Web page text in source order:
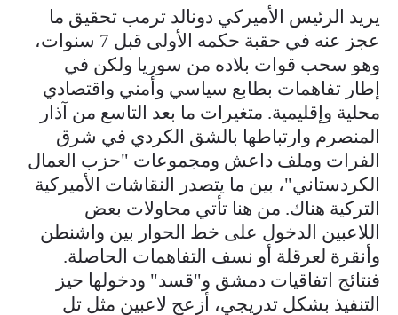
يريد الرئيس الأميركي دونالد ترمب تحقيق ما
عجز عنه في حقبة حكمه الأولى قبل 7 سنوات،
وهو سحب قوات بلاده من سوريا ولكن في
إطار تفاهمات بطابع سياسي وأمني واقتصادي
محلية وإقليمية. متغيرات ما بعد التاسع من آذار
المنصرم وارتباطها بالشق الكردي في شرق
الفرات وملف داعش ومجموعات "حزب العمال
الكردستاني"، بين ما يتصدر النقاشات الأميركية
التركية هناك. من هنا تأتي محاولات بعض
اللاعبين الدخول على خط الحوار بين واشنطن
وأنقرة لعرقلة أو نسف التفاهمات الحاصلة.
فنتائج اتفاقيات دمشق و"قسد" ودخولها حيز
التنفيذ بشكل تدريجي، أزعج لاعبين مثل تل